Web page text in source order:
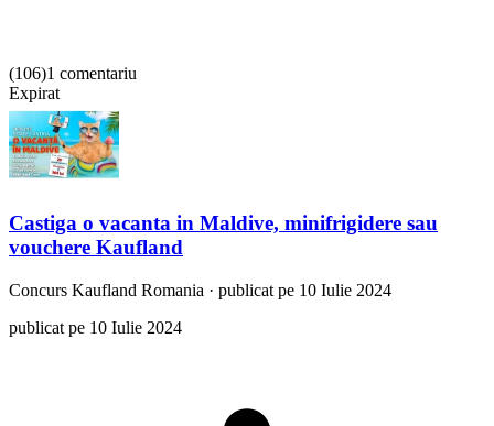
(106)1 comentariu
Expirat
Castiga o vacanta in Maldive, minifrigidere sau
vouchere Kaufland
Concurs Kaufland Romania · publicat pe 10 Iulie 2024
publicat pe 10 Iulie 2024